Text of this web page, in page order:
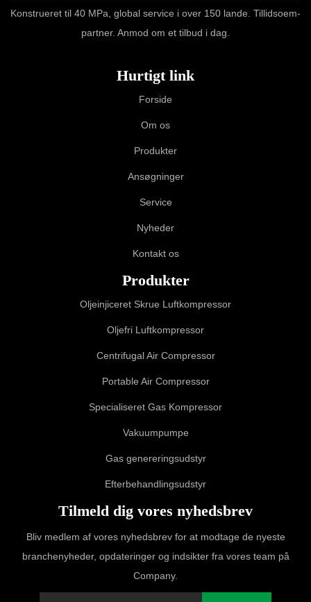
Konstrueret til 40 MPa, global service i over 150 lande. Tillidsoem-
partner. Anmod om et tilbud i dag.
Hurtigt link
Forside
Om os
Produkter
Ansøgninger
Service
Nyheder
Kontakt os
Produkter
Oljeinjiceret Skrue Luftkompressor
Oljefri Luftkompressor
Centrifugal Air Compressor
Portable Air Compressor
Specialiseret Gas Kompressor
Vakuumpumpe
Gas genereringsudstyr
Efterbehandlingsudstyr
Tilmeld dig vores nyhedsbrev
Bliv medlem af vores nyhedsbrev for at modtage de nyeste
branchenyheder, opdateringer og indsikter fra vores team på
Company.